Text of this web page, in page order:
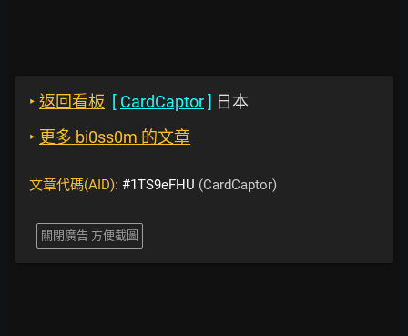
‣ 返回看板 [ CardCaptor] 日本
‣ 更多 bi0ss0m 的文章
文章代碼(AID): #1TS9eFHU (CardCaptor)
關閉廣告 方便截圖